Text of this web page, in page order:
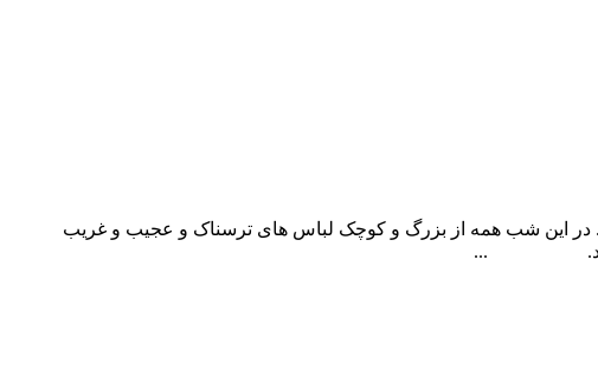
و سنی در اروپا و امریکا میباشد که در شب 31 اکتبر هرسال انجام میشود. در این شب همه از بزرگ و کوچک لباس های ترسناک و عجیب و غریب
میکنید. ...